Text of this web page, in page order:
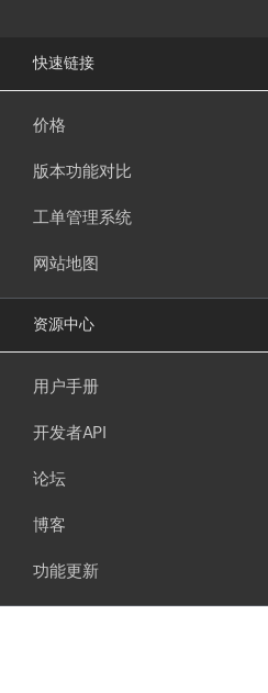
快速链接
价格
版本功能对比
工单管理系统
网站地图
资源中心
用户手册
开发者API
论坛
博客
功能更新